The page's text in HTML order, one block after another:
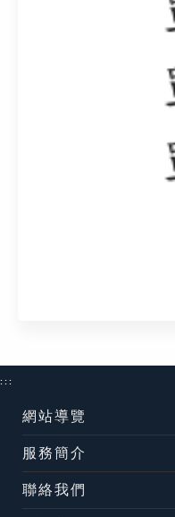
:::
網站導覽
服務簡介
聯絡我們